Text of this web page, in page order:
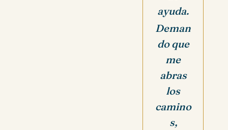
ayuda.
Deman
do que
me
abras
los
camino
s,